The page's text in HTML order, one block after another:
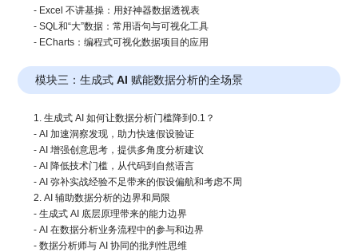
- Excel 不讲基操：用好神器数据透视表
- SQL和“大”数据：常用语句与可视化工具
- ECharts：编程式可视化数据项目的应用
模块三：生成式 AI 赋能数据分析的全场景
1. 生成式 AI 如何让数据分析门槛降到0.1？
- AI 加速洞察发现，助力快速假设验证
- AI 增强创意思考，提供多角度分析建议
- AI 降低技术门槛，从代码到自然语言
- AI 弥补实战经验不足带来的假设偏航和考虑不周
2. AI 辅助数据分析的边界和局限
- 生成式 AI 底层原理带来的能力边界
- AI 在数据分析业务流程中的参与和边界
- 数据分析师与 AI 协同的批判性思维